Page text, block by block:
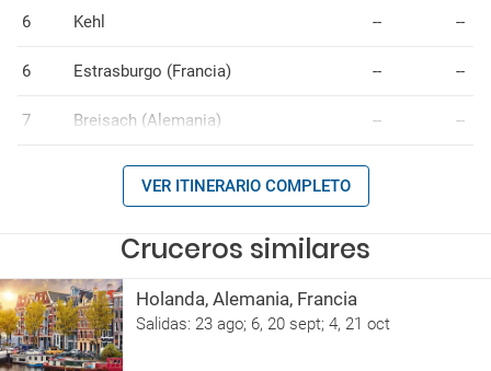
6 Kehl -- --
6 Estrasburgo (Francia) -- --
7 Breisach (Alemania) -- --
VER ITINERARIO COMPLETO
Cruceros similares
Holanda, Alemania, Francia
Salidas: 23 ago; 6, 20 sept; 4, 21 oct